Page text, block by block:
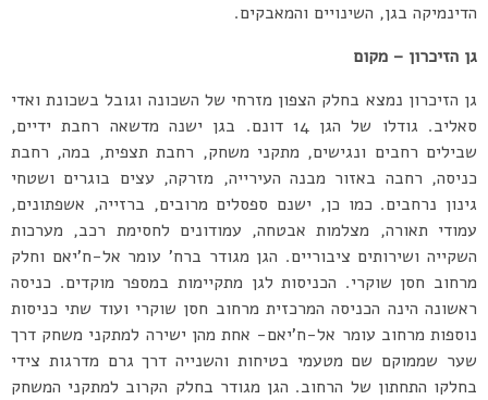
הדינמיקה בגן, השינויים והמאבקים.
גן הזיכרון – מקום
גן הזיכרון נמצא בחלק הצפון מזרחי של השכונה וגובל בשכונת ואדי
סאליב. גודלו של הגן 14 דונם. בגן ישנה מדשאה רחבת ידיים,
שבילים רחבים ונגישים, מתקני משחק, רחבת תצפית, במה, רחבת
כניסה, רחבה באזור מבנה העירייה, מזרקה, עצים בוגרים ושטחי
גינון נרחבים. כמו כן, ישנם ספסלים מרובים, ברזייה, אשפתונים,
עמודי תאורה, מצלמות אבטחה, עמודונים לחסימת רכב, מערכות
השקייה ושירותים ציבוריים. הגן מגודר ברח’ עומר אל-ח’יאם וחלק
מרחוב חסן שוקרי. הכניסות לגן מתקיימות במספר מוקדים. כניסה
ראשונה הינה הכניסה המרכזית מרחוב חסן שוקרי ועוד שתי כניסות
נוספות מרחוב עומר אל-ח’יאם- אחת מהן ישירה למתקני משחק דרך
שער שממוקם שם מטעמי בטיחות והשנייה דרך גרם מדרגות צידי
בחלקו התחתון של הרחוב. הגן מגודר בחלק הקרוב למתקני המשחק